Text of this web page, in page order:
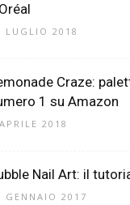
LUGLIO 2018
Craze:
1 su Amazon
2018
Nail Art: il
GENNAIO 2017